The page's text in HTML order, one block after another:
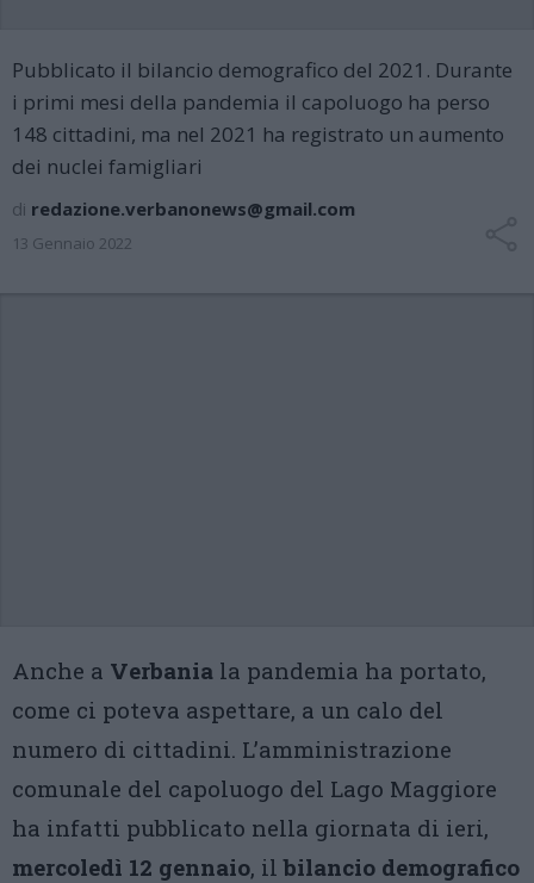
Pubblicato il bilancio demografico del 2021. Durante
i primi mesi della pandemia il capoluogo ha perso
148 cittadini, ma nel 2021 ha registrato un aumento
dei nuclei famigliari
di redazione.verbanonews@gmail.com
13 Gennaio 2022
Anche a Verbania la pandemia ha portato,
come ci poteva aspettare, a un calo del
numero di cittadini. L’amministrazione
comunale del capoluogo del Lago Maggiore
ha infatti pubblicato nella giornata di ieri,
mercoledì 12 gennaio, ilbilancio demografico